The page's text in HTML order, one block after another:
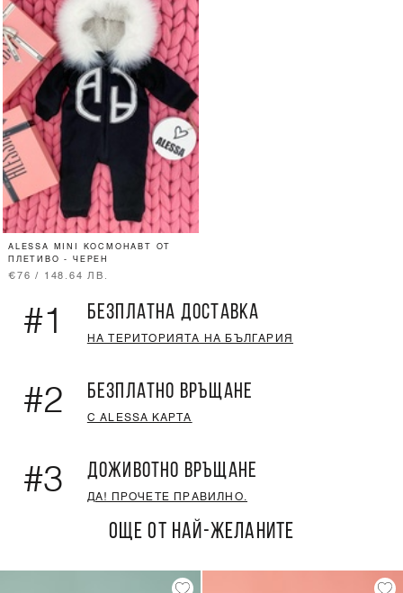
ALESSA MINI КОСМОНАВТ ОТ
ПЛЕТИВО - ЧЕРЕН
€76 / 148.64 ЛВ.
#1 БЕЗПЛАТНА ДОСТАВКА
НА ТЕРИТОРИЯТА НА БЪЛГАРИЯ
#2 БЕЗПЛАТНО ВРЪЩАНЕ
С ALESSA КАРТА
#3 ДОЖИВОТНО ВРЪЩАНЕ
ДА! ПРОЧЕТЕ ПРАВИЛНО.
ОЩЕ ОТ НАЙ-ЖЕЛАНИТЕ